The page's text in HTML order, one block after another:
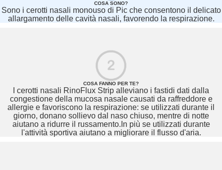
COSA SONO?
Sono i cerotti nasali monouso di Pic che consentono il delicato
allargamento delle cavità nasali, favorendo la respirazione.
COSA FANNO PER TE?
I cerotti nasali RinoFlux Strip alleviano i fastidi dati dalla
congestione della mucosa nasale causati da raffreddore e
allergie e favoriscono la respirazione: se utilizzati durante il
giorno, donano sollievo dal naso chiuso, mentre di notte
aiutano a ridurre il russamento.In più se utilizzati durante
l'attività sportiva aiutano a migliorare il flusso d'aria.